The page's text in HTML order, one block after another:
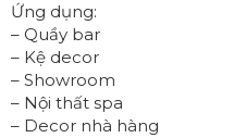
Ứng dụng:
– Quầy bar
– Kệ decor
– Showroom
– Nội thất spa
– Decor nhà hàng